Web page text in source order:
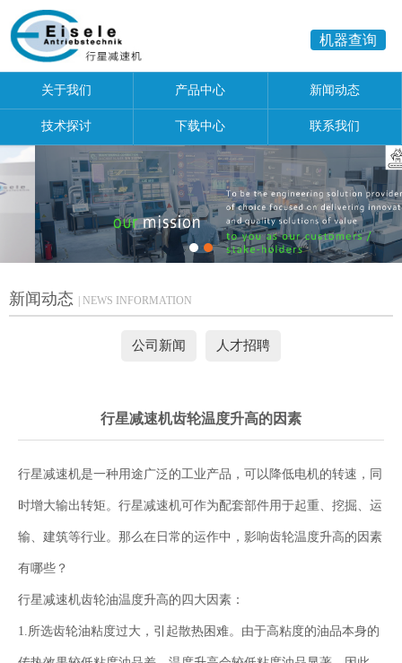
机器查询
关于我们 产品中心 新闻动态
技术探讨 下载中心 联系我们
新闻动态 | NEWS INFORMATION
公司新闻 人才招聘
行星减速机齿轮温度升高的因素
行星减速机是一种用途广泛的工业产品，可以降低电机的转速，同
时增大输出转矩。行星减速机可作为配套部件用于起重、挖掘、运
输、建筑等行业。那么在日常的运作中，影响齿轮温度升高的因素
有哪些？
行星减速机齿轮油温度升高的四大因素：
1.所选齿轮油粘度过大，引起散热困难。由于高粘度的油品本身的